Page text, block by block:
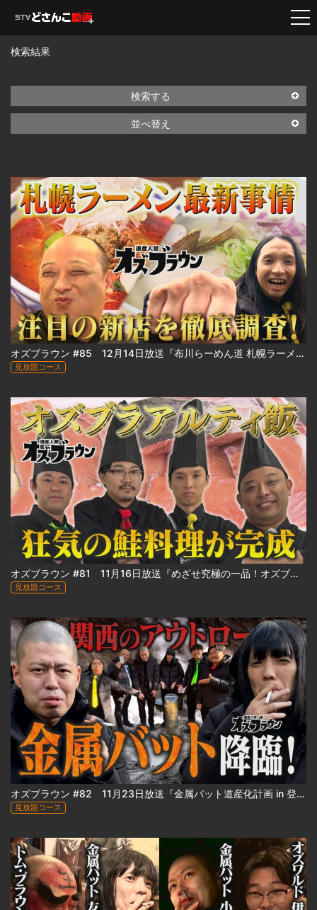
検索結果
検索する
並べ替え
オズブラウン #85 12月14日放送『布川らーめん道 札幌ラーメン最前線2025』
見放題コース
オズブラウン #81 11月16日放送『めざせ究極の一品！オズブラアルティ飯（後編）』
見放題コース
オズブラウン #82 11月23日放送『金属バット道産化計画 in 登別』（前編）
見放題コース